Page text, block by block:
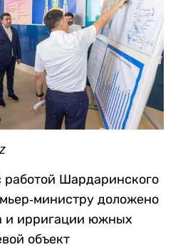
Шардаринского
министру доложено
и ирригации южных
объект